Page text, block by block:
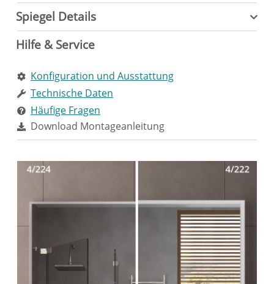
Spiegel Details
Hilfe & Service
Konfiguration und Ausstattung
Technische Daten
Häufige Fragen
Download Montageanleitung